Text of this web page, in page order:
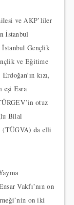
ve AKP’liler
İstanbul
İstanbul Gençlik
ve Eğitime
kızı,
eşi Esra
otuz
Bilal
(TÜGVA) da elli
Vakfı’nın on
on iki